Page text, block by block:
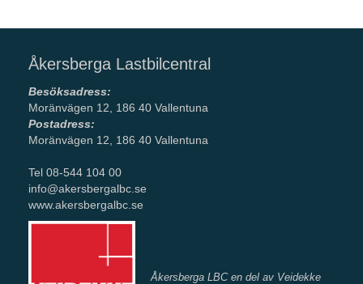
Åkersberga Lastbilcentral
Besöksadress:
Moränvägen 12, 186 40 Vallentuna
Postadress:
Moränvägen 12, 186 40 Vallentuna
Tel 08-544 104 00
info@akersbergalbc.se
www.akersbergalbc.se
Åkersberga LBC en del av Veidekke